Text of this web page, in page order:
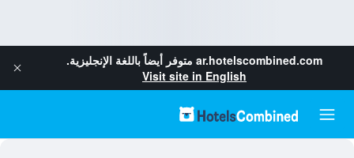
ar.hotelscombined.com متوفر أيضاً باللغة الإنجليزية.
Visit site in English